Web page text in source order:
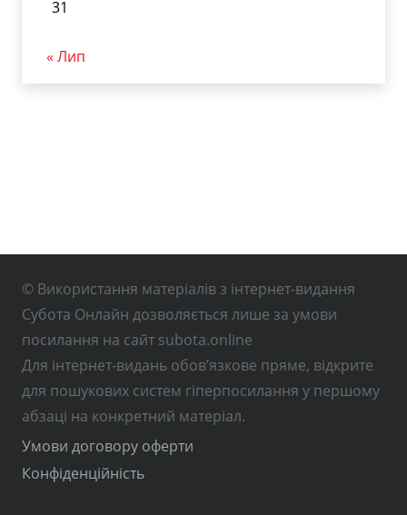
31
« Лип
© Використання матеріалів з інтернет-видання
Субота Онлайн дозволяється лише за умови
посилання на сайт subota.online
Для інтернет-видань обов’язкове пряме, відкрите
для пошукових систем гіперпосилання у першому
абзаці на конкретний матеріал.
Умови договору оферти
Конфіденційність